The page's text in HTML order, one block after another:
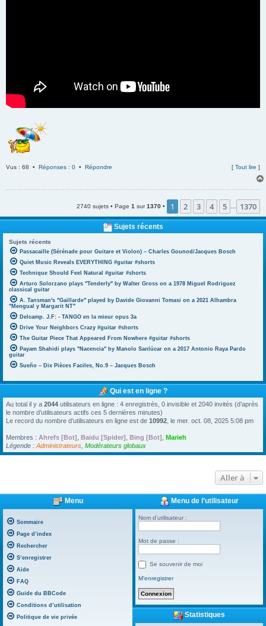
Vus : 68 • Réponses : 0 • Répondre [ Tout lire ]
2740 sujets • Page 1 sur1370 • 1 2 3 4 5 1370
Sujets récents
Sujets récents
Passacaille (Sérénade pour Guitare et Violon) – Charles Gounod/Jacques Bosch
Quiet Music Reveals EVERYTHING #guitar #shorts
Technique Should Feel Natural #guitar #shorts
Arturo Solorzano plays "Tenderly" by Walter Gross on a 1978 Miguel Rodriguez
classical guitar
A. Tansman's "Gaillarde" played by Davide Giovanni Tomasi on a 2021 Alhambra
"Mengual y Margarit NT"
Delcamp. J.F: - TANGO en la mieur opus 3a
Drive Your Neighbors Crazy #guitar #shorts
The Guitar Piece That Appeared From Nowhere #guitar #shorts
Payam Shahidi plays "Nacencia" by Manolo Sanlúcar on a 2017 Antonio Raya Pardo
guitar
Sueño – Dix Pièces Faciles, No.9 – Jacques Bosch
Qui est en ligne ?
Au total il y a 2044 utilisateurs en ligne : 4 enregistrés, 0 invisible et 2040 invités (d’après
le nombre d’utilisateurs actifs ces 5 dernières minutes)
Le record du nombre d’utilisateurs en ligne est de 10992 , le mer. oct. 08, 2025 5:08 pm
Membres : Ahrefs [Bot] Baidu [Spider] Bing [Bot] Marieh
Légende : Administrateurs Modérateurs globaux
Aller à
Menu
Sommaire
Page d’index
Rechercher
S’enregistrer
Aide
FAQ
Guide du BBCode
Conditions d’utilisation
Politique de vie privée
Menu de l’utilisateur
Nom d’utilisateur :
Mot de passe :
Se souvenir de moi
M’enregistrer
Statistiques